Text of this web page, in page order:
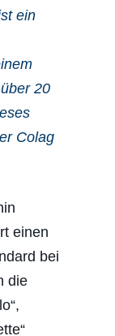
ein
20
Colag
einen
bei
die